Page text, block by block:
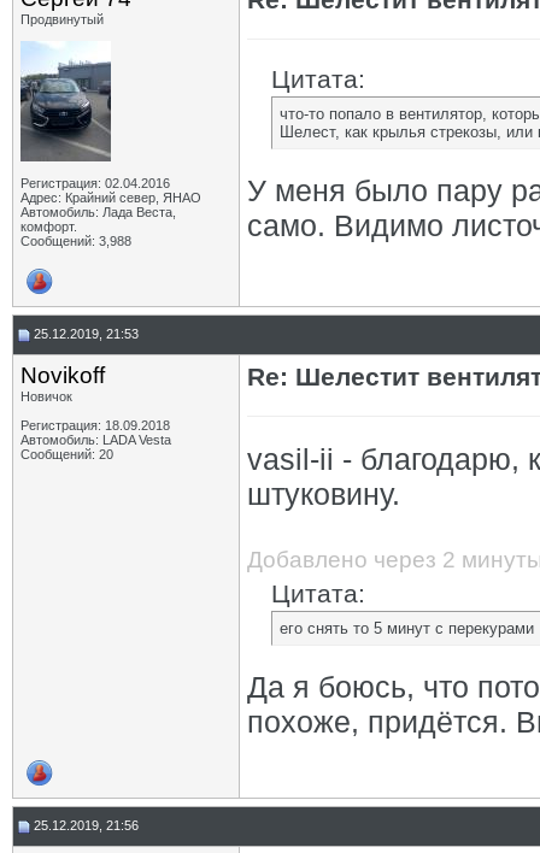
Продвинутый
Регистрация: 02.04.2016
Адрес: Крайний север, ЯНАО
Автомобиль: Лада Веста,
комфорт.
Сообщений: 3,988
Цитата:
что-то попало в вентилятор,
Шелест, как крылья стрекозы, или
У меня было пару
само. Видимо
25.12.2019, 21:53
Novikoff
Новичок
Регистрация: 18.09.2018
Автомобиль: LADA Vesta
Сообщений: 20
Re: Шелестит
vasil-ii - благодарю,
штуковину.
Добавлено через 2
Цитата:
его снять то 5 минут с перекурами
Да я боюсь, что
похоже, придётся.
25.12.2019, 21:56